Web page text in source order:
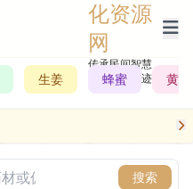
化资源
网
传承民间智慧，
记录历史轨迹
生姜 蜂蜜 黄芪
搜索